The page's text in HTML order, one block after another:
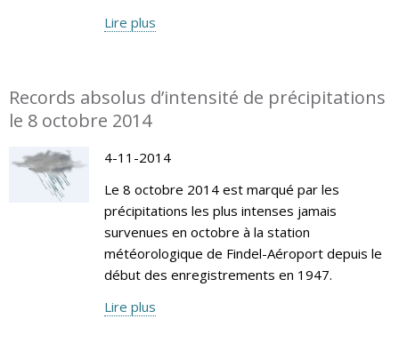
Lire plus
Records absolus d’intensité de précipitations
le 8 octobre 2014
4-11-2014
Le 8 octobre 2014 est marqué par les
précipitations les plus intenses jamais
survenues en octobre à la station
météorologique de Findel-Aéroport depuis le
début des enregistrements en 1947.
Lire plus